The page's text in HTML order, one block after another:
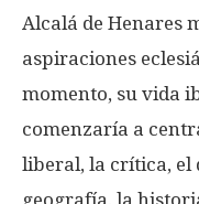
Alcalá de Henares
aspiraciones
momento, su vida
comenzaría a
liberal, la crítica, el
geografía, la